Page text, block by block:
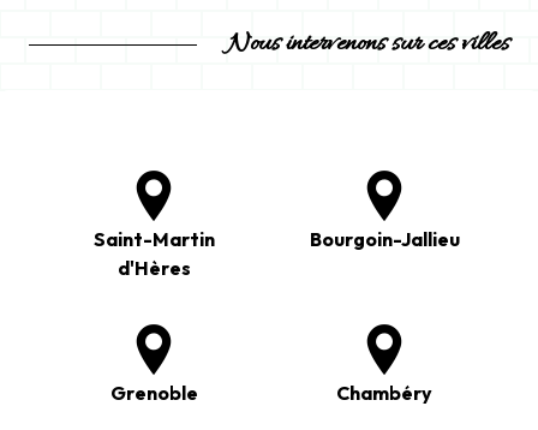
Nous intervenons sur ces villes
Saint-Martin
d'Hères
Bourgoin-Jallieu
Grenoble Chambéry